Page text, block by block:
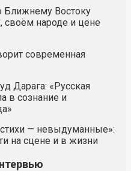
Ближнему Востоку
народе и цене
современная
Дарага: «Русская
в сознание и
— невыдуманные»:
на сцене и в жизни